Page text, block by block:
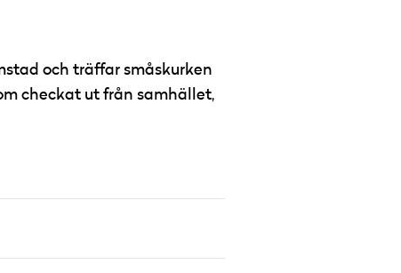
och träffar småskurken
checkat ut från samhället,